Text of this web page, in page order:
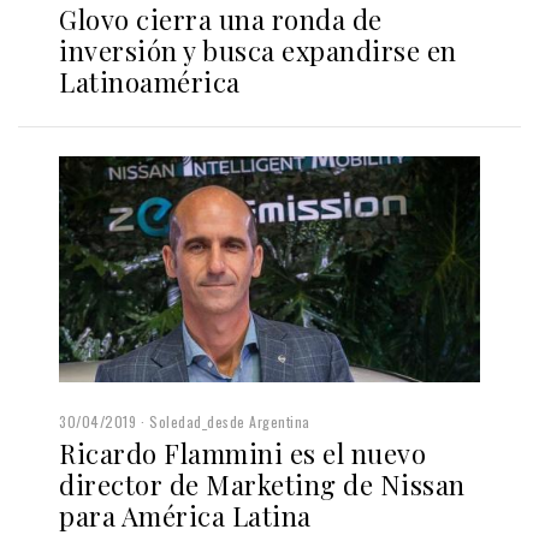
Glovo cierra una ronda de
inversión y busca expandirse en
Latinoamérica
30/04/2019 Soledad_desde Argentina
Ricardo Flammini es el nuevo
director de Marketing de Nissan
para América Latina